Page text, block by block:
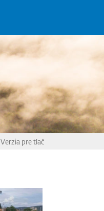
Verzia pre tlač